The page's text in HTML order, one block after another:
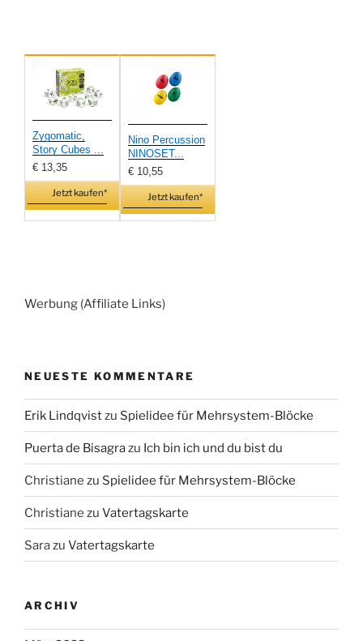
Zygomatic,
Story Cubes ...
€ 13,35
Jetzt kaufen*
Nino Percussion
NINOSET...
€ 10,55
Jetzt kaufen*
Werbung (Affiliate Links)
NEUESTE KOMMENTARE
Erik Lindqvistzu Spielidee für Mehrsystem-Blöcke
Puerta de Bisagrazu Ich bin ich und du bist du
Christiane zu Spielidee für Mehrsystem-Blöcke
Christiane zu Vatertagskarte
Sarazu Vatertagskarte
ARCHIV